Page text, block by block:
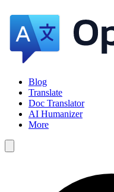
Blog
Translate
Doc Translator
AI Humanizer
More